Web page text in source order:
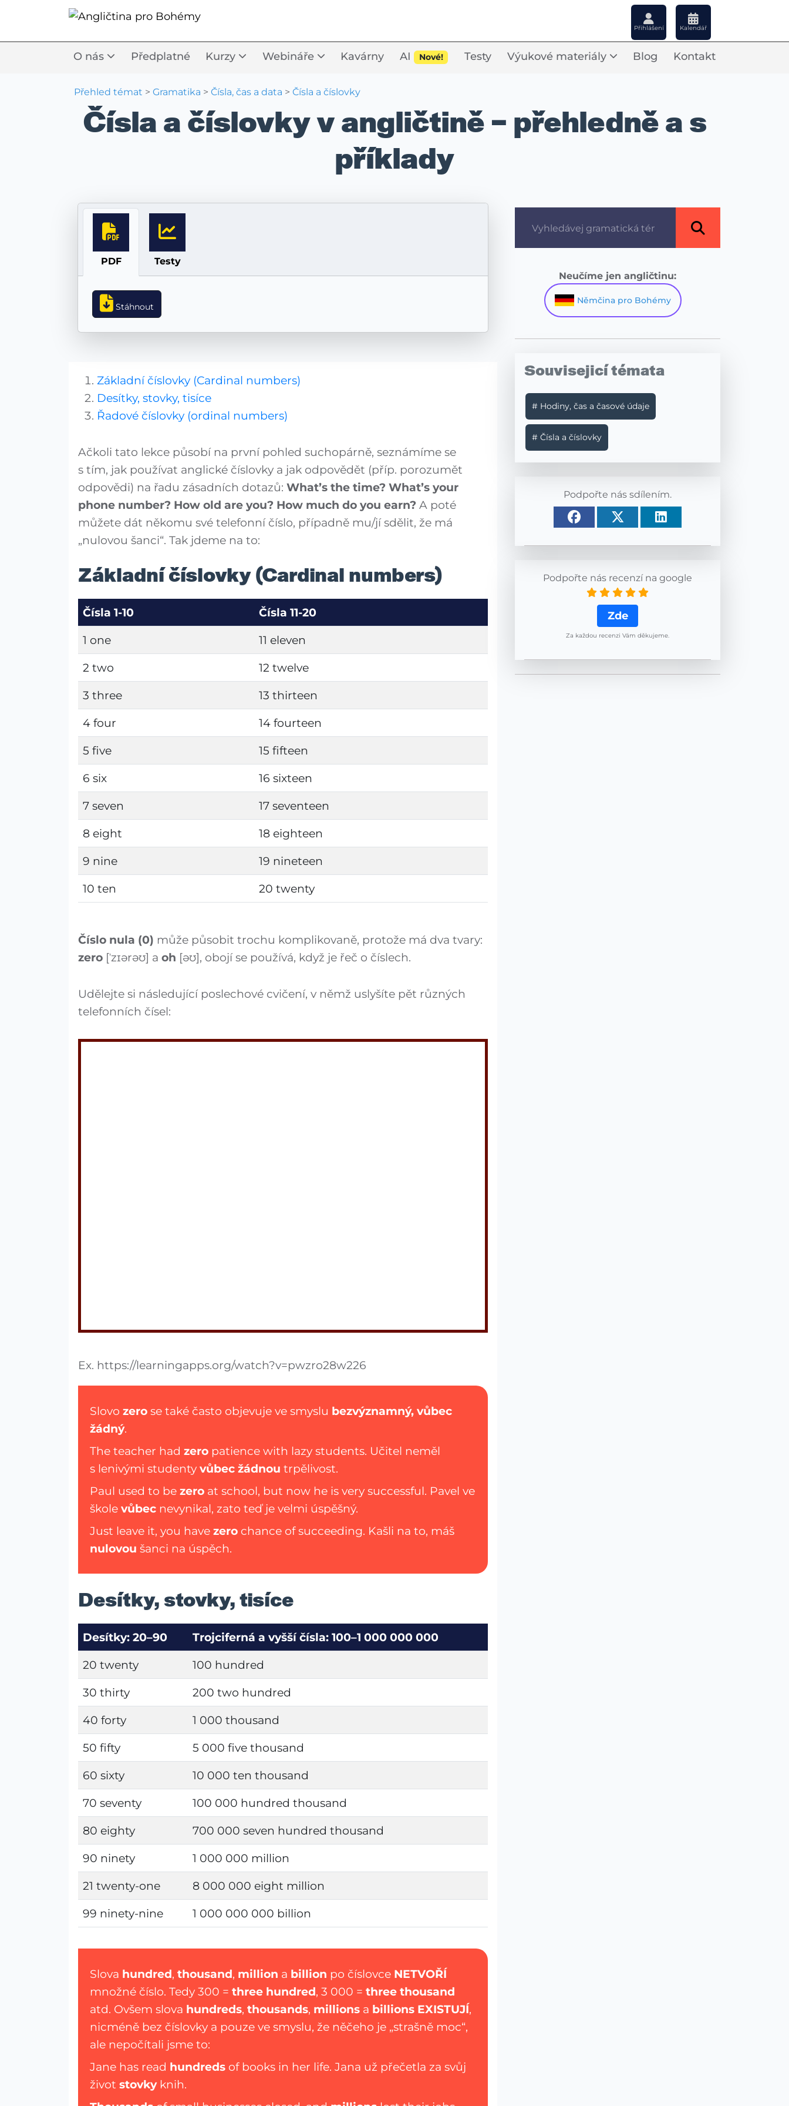
Přihlášení Kalendář
O nás Předplatné Kurzy Webináře Kavárny AI Nové! Testy Výukové materiály Blog Kontakt
Přehled témat > Gramatika > Čísla, čas a data > Čísla a číslovky
Čísla a číslovky v angličtině – přehledně a s
příklady
PDF Testy
Stáhnout
Základní číslovky (Cardinal numbers)
Desítky, stovky, tisíce
Řadové číslovky (ordinal numbers)
Ačkoli tato lekce působí na první pohled suchopárně, seznámíme se
s tím, jak používat anglické číslovky a jak odpovědět (příp. porozumět
odpovědi) na řadu zásadních dotazů: What’s the time? What’s your
phone number? How old are you? How much do you earn? A poté
můžete dát někomu své telefonní číslo, případně mu/jí sdělit, že má
„nulovou šanci“. Tak jdeme na to:
Základní číslovky (Cardinal numbers)
Čísla 1-10
Čísla 11-20
1 one
11 eleven
2 two
12 twelve
3 three
13 thirteen
4 four
14 fourteen
5 five
15 fifteen
6 six
16 sixteen
7 seven
17 seventeen
8 eight
18 eighteen
9 nine
19 nineteen
10 ten
20 twenty
Číslo nula (0) může působit trochu komplikovaně, protože má dva tvary:
zero [ˈzɪərəʊ] a oh [əʊ], obojí se používá, když je řeč o číslech.
Udělejte si následující poslechové cvičení, v němž uslyšíte pět různých
telefonních čísel:
Ex. https://learningapps.org/watch?v=pwzro28w226
Slovo zero se také často objevuje ve smyslu bezvýznamný, vůbec
žádný.
The teacher had zero patience with lazy students. Učitel neměl
s lenivými studenty vůbec žádnou trpělivost.
Paul used to be zero at school, but now he is very successful. Pavel ve
škole vůbec nevynikal, zato teď je velmi úspěšný.
Just leave it, you have zero chance of succeeding. Kašli na to, máš
nulovou šanci na úspěch.
Desítky, stovky, tisíce
Desítky: 20–90
Trojciferná a vyšší čísla: 100–1 000 000 000
20 twenty
100 hundred
30 thirty
200 two hundred
40 forty
1 000 thousand
50 fifty
5 000 five thousand
60 sixty
10 000 ten thousand
70 seventy
100 000 hundred thousand
80 eighty
700 000 seven hundred thousand
90 ninety
1 000 000 million
21 twenty-one
8 000 000 eight million
99 ninety-nine
1 000 000 000 billion
Slova hundred, thousand, million a billion po číslovce NETVOŘÍ
množné číslo. Tedy 300 = three hundred, 3 000 = three thousand
atd. Ovšem slova hundreds, thousands, millions a billions EXISTUJÍ,
nicméně bez číslovky a pouze ve smyslu, že něčeho je „strašně moc“,
ale nepočítali jsme to:
Jane has read hundreds of books in her life. Jana už přečetla za svůj
život stovkyknih.
Neučíme jen angličtinu:
Němčina pro Bohémy
Souvisejicí témata
# Hodiny, čas a časové údaje
# Čísla a číslovky
Podpořte nás sdílením.
Podpořte nás recenzí na google
Zde
Za každou recenzi Vám děkujeme.